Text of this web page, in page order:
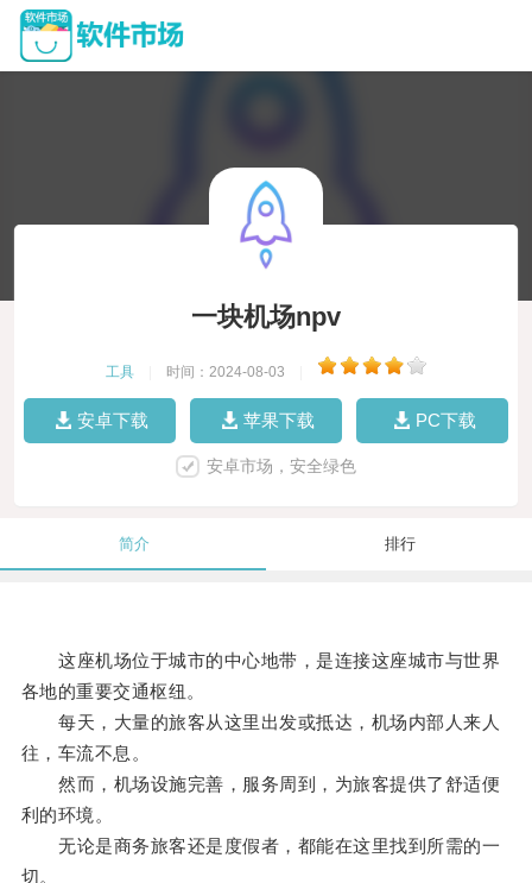
一块机场npv
工具 时间：2024-08-03
安卓下载 苹果下载 PC下载
安卓市场，安全绿色
简介 排行
这座机场位于城市的中心地带，是连接这座城市与世界
各地的重要交通枢纽。
每天，大量的旅客从这里出发或抵达，机场内部人来人
往，车流不息。
然而，机场设施完善，服务周到，为旅客提供了舒适便
利的环境。
无论是商务旅客还是度假者，都能在这里找到所需的一
切。